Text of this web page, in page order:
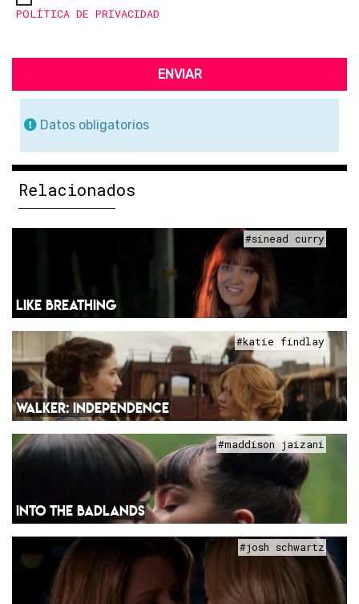
POLÍTICA DE PRIVACIDAD
ENVIAR
Datos obligatorios
Relacionados
#sinead curry
LIKE BREATHING
#katie findlay
WALKER: INDEPENDENCE
#maddison jaizani
INTO THE BADLANDS
#josh schwartz